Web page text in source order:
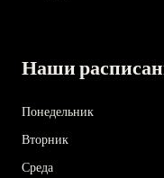
Наши
Понедельник
Вторник
Среда